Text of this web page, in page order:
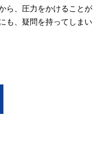
ら、圧力をかけることが
も、疑問を持ってしまい